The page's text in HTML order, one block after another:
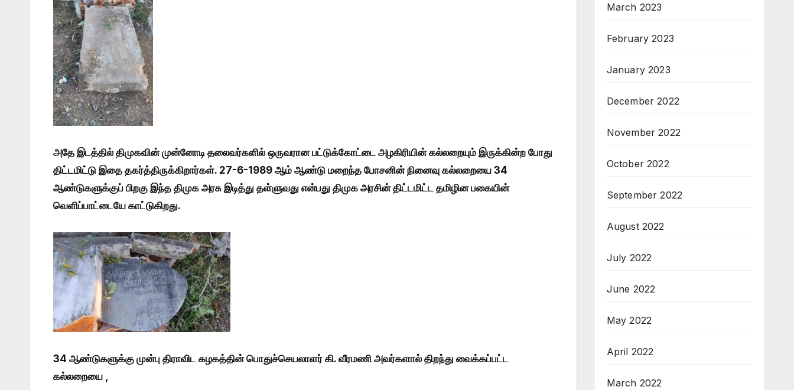
அதே இடத்தில் திமுகவின் முன்னோடி தலைவர்களில் ஒருவரான பட்டுக்கோட்டை அழகிரியின் கல்லறையும் இருக்கின்ற போது
திட்டமிட்டு இதை தகர்த்திருக்கிறார்கள். 27-6-1989 ஆம் ஆண்டு மறைந்த போசனின் நினைவு கல்லறையை 34
ஆண்டுகளுக்குப் பிறகு இந்த திமுக அரசு இடித்து தள்ளுவது என்பது திமுக அரசின் திட்டமிட்ட தமிழின பகையின்
வெளிப்பாட்டையே காட்டுகிறது.
34 ஆண்டுகளுக்கு முன்பு திராவிட கழகத்தின் பொதுச்செயலாளர் கி. வீரமணி அவர்களால் திறந்து வைக்கப்பட்ட
கல்லறையை ,
March 2023
February 2023
January 2023
December 2022
November 2022
October 2022
September 2022
August 2022
July 2022
June 2022
May 2022
April 2022
March 2022